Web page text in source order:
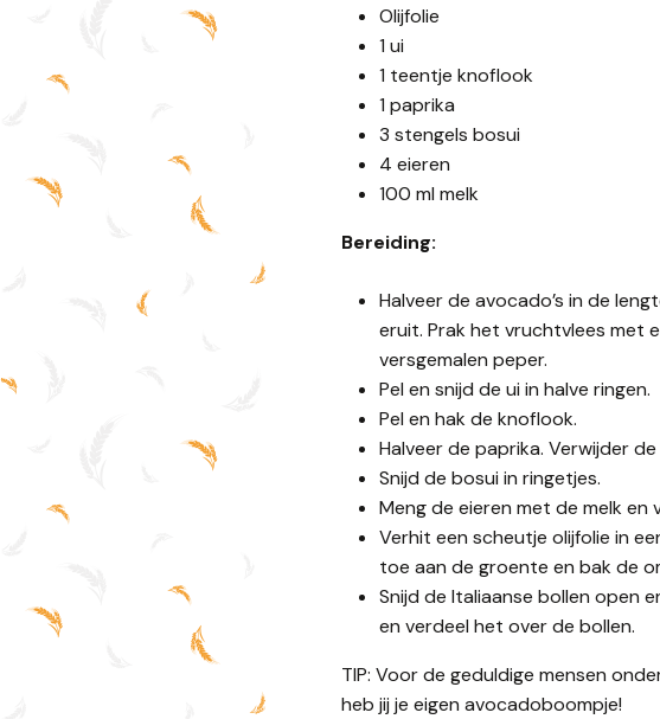
Olijfolie
1 ui
1 teentje knoflook
1 paprika
3 stengels bosui
4 eieren
100 ml melk
Bereiding:
Halveer de avocado’s in de
eruit. Prak het vruchtvlees met
versgemalen peper.
Pel en snijd de ui in halve ringen.
Pel en hak de knoflook.
Halveer de paprika. Verwijder
Snijd de bosui in ringetjes.
Meng de eieren met de melk en
Verhit een scheutje olijfolie in
toe aan de groente en bak de
Snijd de Italiaanse bollen open
en verdeel het over de bollen.
TIP: Voor de geduldige mensen
heb jij je eigen avocadoboompje!